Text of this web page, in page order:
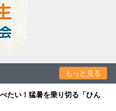
もっと見る
たい！猛暑を乗り切る「ひん